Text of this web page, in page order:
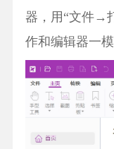
器，用“文件→
作和编辑器一模